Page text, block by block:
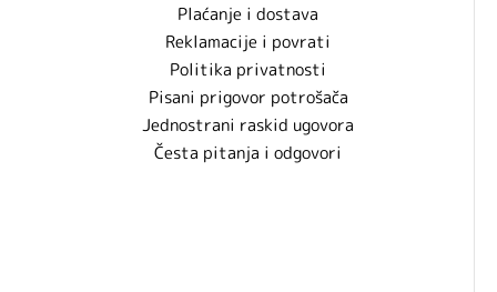
Plaćanje i dostava
Reklamacije i povrati
Politika privatnosti
Pisani prigovor potrošača
Jednostrani raskid ugovora
Česta pitanja i odgovori